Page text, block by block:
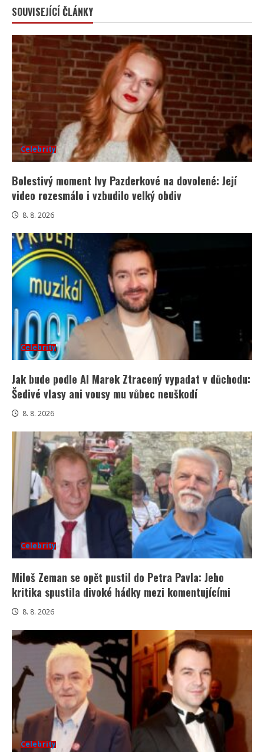
SOUVISEJÍCÍ ČLÁNKY
Celebrity
Bolestivý moment Ivy Pazderkové na dovolené: Její
video rozesmálo i vzbudilo velký obdiv
8. 8. 2026
Celebrity
Jak bude podle AI Marek Ztracený vypadat v důchodu:
Šedivé vlasy ani vousy mu vůbec neuškodí
8. 8. 2026
Celebrity
Miloš Zeman se opět pustil do Petra Pavla: Jeho
kritika spustila divoké hádky mezi komentujícími
8. 8. 2026
Celebrity